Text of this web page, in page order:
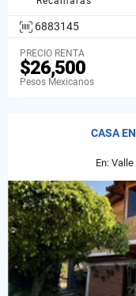
6883145
PRECIO RENTA
$26,500
Pesos Mexicanos
CASA
En: